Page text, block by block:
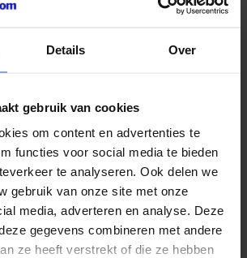
Details Over
gebruik van cookies
om content en advertenties te
functies voor social media te bieden
te analyseren. Ook delen we
gebruik van onze site met onze
media, adverteren en analyse. Deze
gegevens combineren met andere
ze heeft verstrekt of die ze hebben
- EURO
54 Artikel
Hydraulische Schnellkupplungen,
Innengewinde, ISO 7241-1 B
41 Artikel